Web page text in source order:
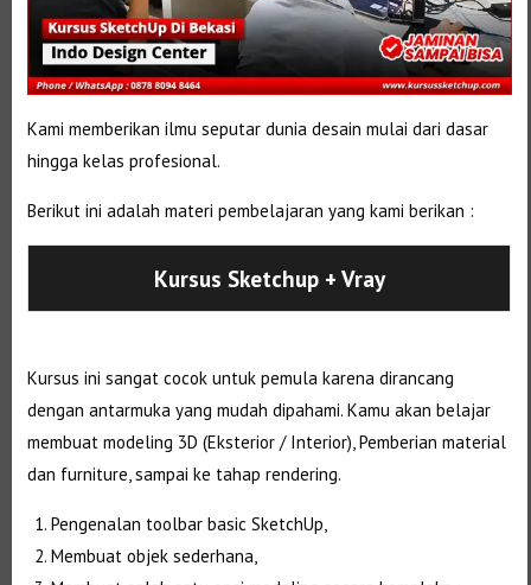
Kami memberikan ilmu seputar dunia desain mulai dari dasar
hingga kelas profesional.
Berikut ini adalah materi pembelajaran yang kami berikan :
Kursus Sketchup + Vray
Kursus ini sangat cocok untuk pemula karena dirancang
dengan antarmuka yang mudah dipahami. Kamu akan belajar
membuat modeling 3D (Eksterior / Interior), Pemberian material
dan furniture, sampai ke tahap rendering.
Pengenalan toolbar basic SketchUp,
Membuat objek sederhana,